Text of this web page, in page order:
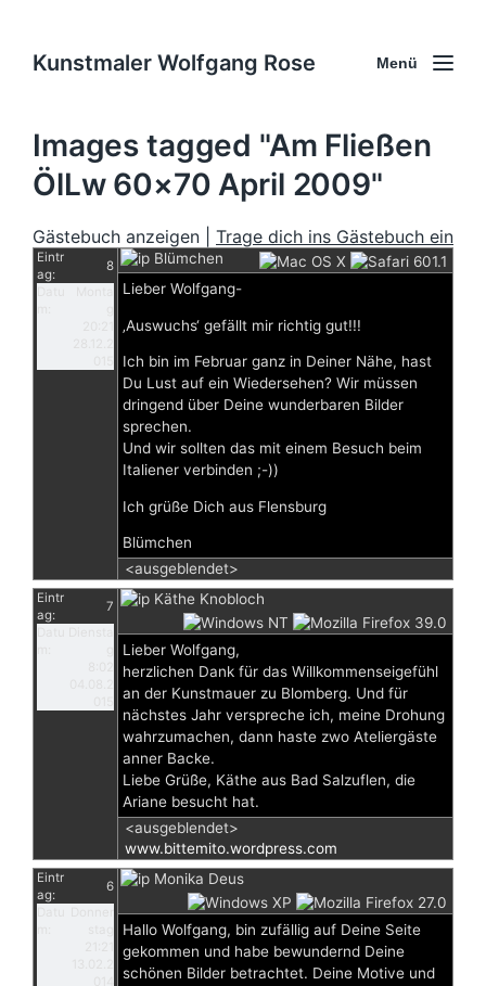
Kunstmaler Wolfgang Rose Menü
Images tagged "Am Fließen
ÖlLw 60×70 April 2009"
Gästebuch anzeigen | Trage dich ins Gästebuch ein
Eintr
ag:
8
Blümchen
Lieber Wolfgang-
‚Auswuchs‘ gefällt mir richtig gut!!!
Ich bin im Februar ganz in Deiner Nähe, hast
Du Lust auf ein Wiedersehen? Wir müssen
dringend über Deine wunderbaren Bilder
sprechen.
Und wir sollten das mit einem Besuch beim
Italiener verbinden ;-))
Ich grüße Dich aus Flensburg
Blümchen
<ausgeblendet>
Eintr
ag:
7
Käthe Knobloch
Lieber Wolfgang,
herzlichen Dank für das Willkommenseigefühl
an der Kunstmauer zu Blomberg. Und für
nächstes Jahr verspreche ich, meine Drohung
wahrzumachen, dann haste zwo Ateliergäste
anner Backe.
Liebe Grüße, Käthe aus Bad Salzuflen, die
Ariane besucht hat.
<ausgeblendet>
www.bittemito.wordpress.com
Eintr
ag:
6
Monika Deus
Hallo Wolfgang, bin zufällig auf Deine Seite
gekommen und habe bewundernd Deine
schönen Bilder betrachtet. Deine Motive und